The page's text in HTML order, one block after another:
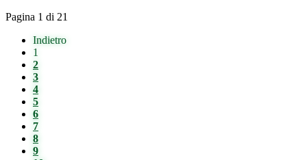
Pagina 1 di 21
Indietro
1
2
3
4
5
6
7
8
9